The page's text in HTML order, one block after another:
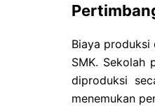
Biaya produksi
SMK. Sekolah
diproduksi
menemukan